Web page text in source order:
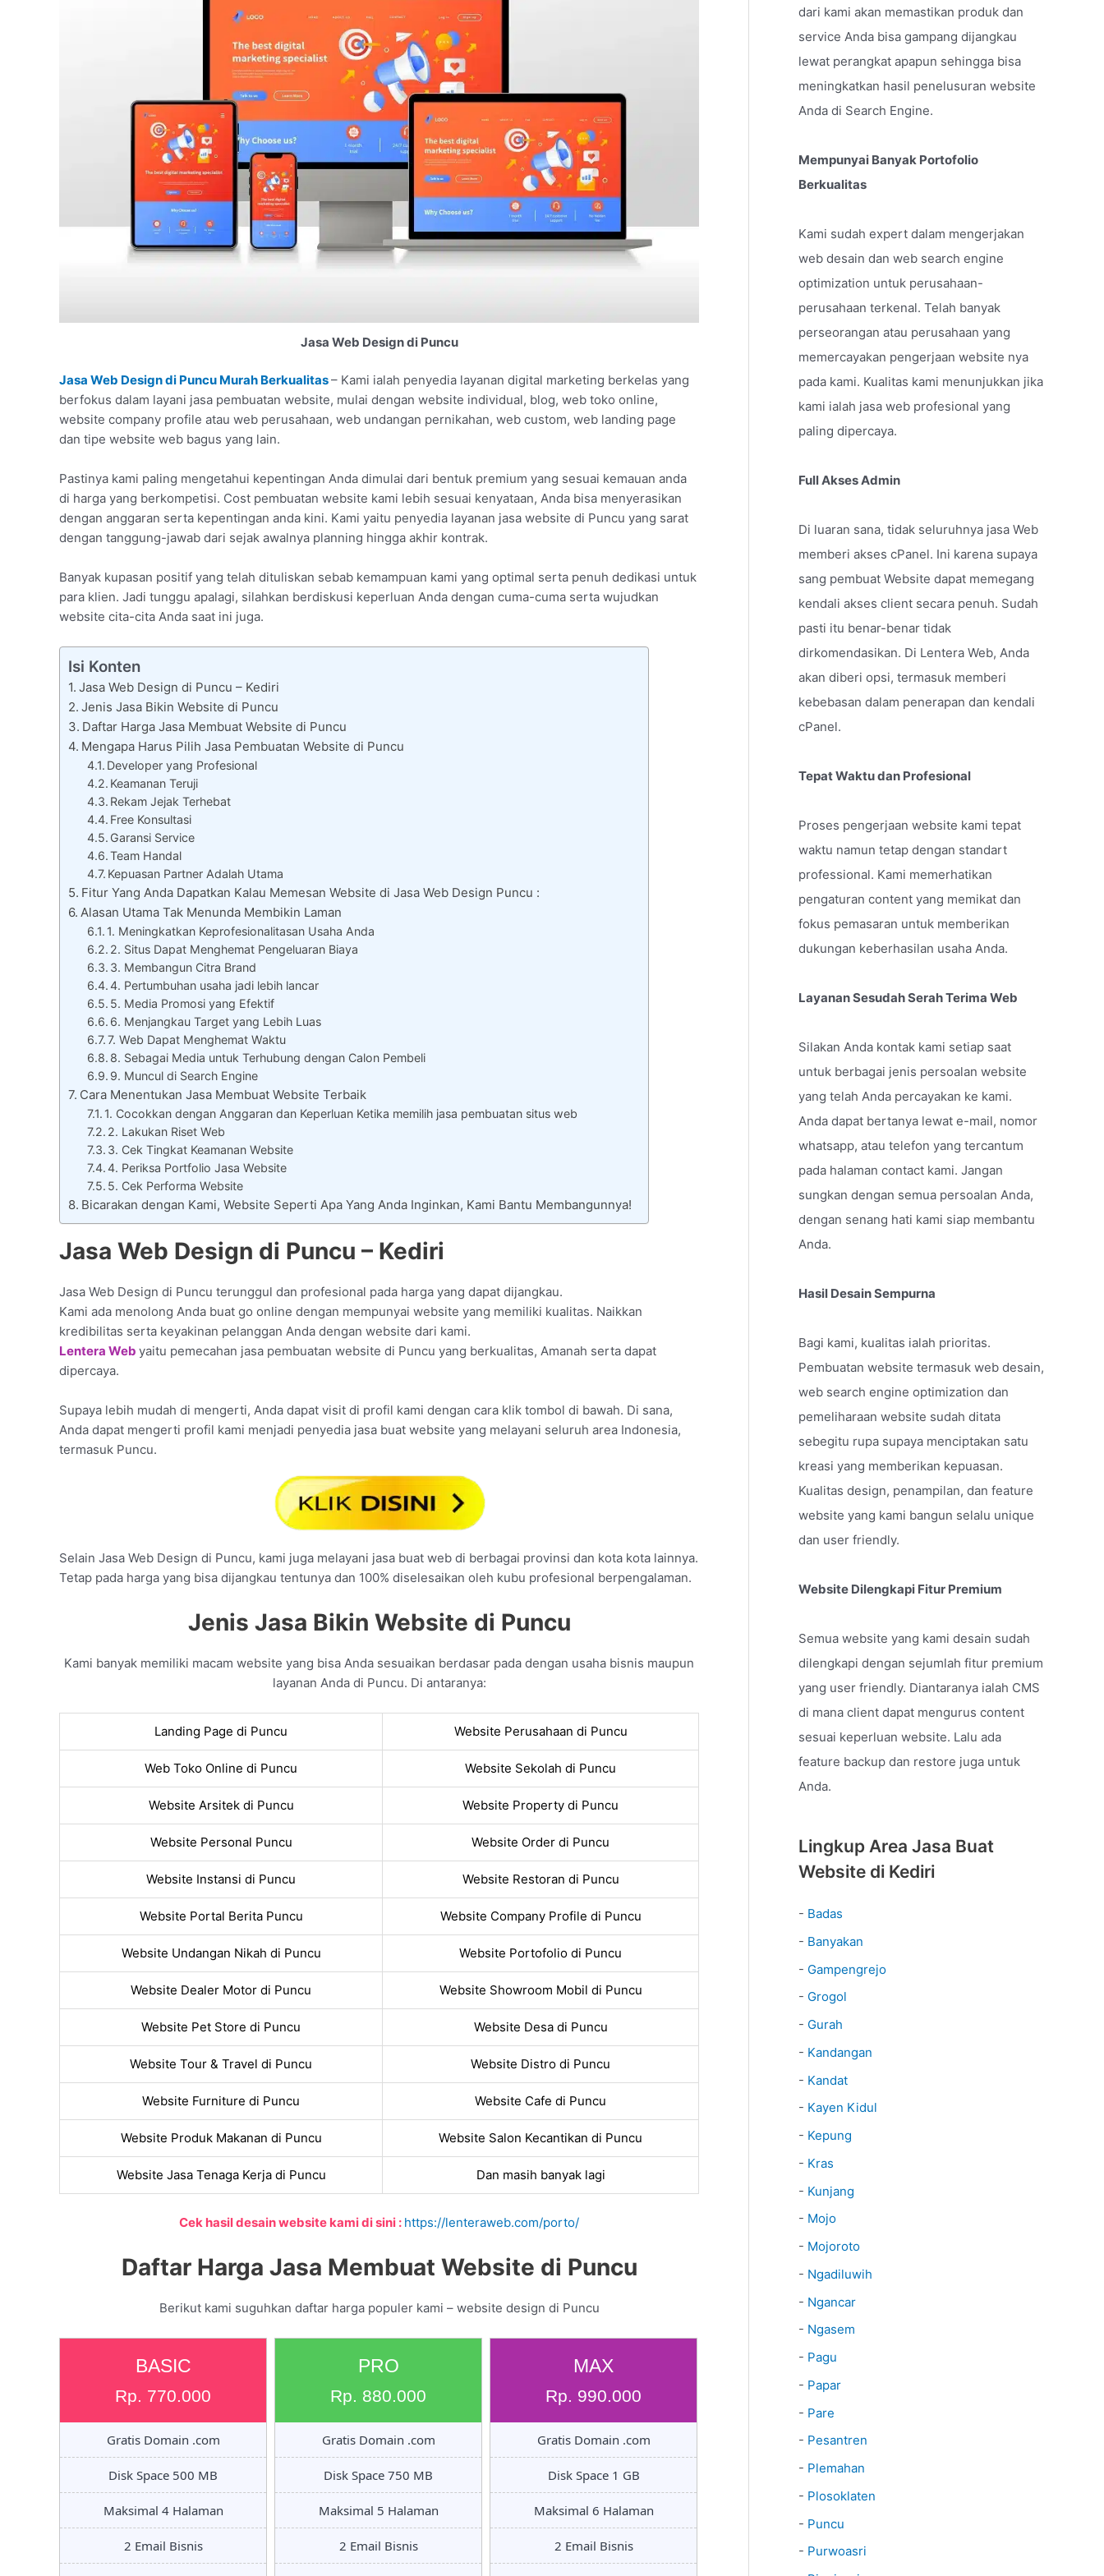
Jasa Web Design di Puncu
Jasa Web Design di Puncu Murah Berkualitas– Kami ialah penyedia layanan digital marketing berkelas yang
berfokus dalam layani jasa pembuatan website, mulai dengan website individual, blog, web toko online,
website company profile atau web perusahaan, web undangan pernikahan, web custom, web landing page
dan tipe website web bagus yang lain.
Pastinya kami paling mengetahui kepentingan Anda dimulai dari bentuk premium yang sesuai kemauan anda
di harga yang berkompetisi. Cost pembuatan website kami lebih sesuai kenyataan, Anda bisa menyerasikan
dengan anggaran serta kepentingan anda kini. Kami yaitu penyedia layanan jasa website di Puncu yang sarat
dengan tanggung-jawab dari sejak awalnya planning hingga akhir kontrak.
Banyak kupasan positif yang telah dituliskan sebab kemampuan kami yang optimal serta penuh dedikasi untuk
para klien. Jadi tunggu apalagi, silahkan berdiskusi keperluan Anda dengan cuma-cuma serta wujudkan
website cita-cita Anda saat ini juga.
Isi Konten
Jasa Web Design di Puncu – Kediri
Jenis Jasa Bikin Website di Puncu
Daftar Harga Jasa Membuat Website di Puncu
Mengapa Harus Pilih Jasa Pembuatan Website di Puncu
Developer yang Profesional
Keamanan Teruji
Rekam Jejak Terhebat
Free Konsultasi
Garansi Service
Team Handal
Kepuasan Partner Adalah Utama
Fitur Yang Anda Dapatkan Kalau Memesan Website di Jasa Web Design Puncu :
Alasan Utama Tak Menunda Membikin Laman
1. Meningkatkan Keprofesionalitasan Usaha Anda
2. Situs Dapat Menghemat Pengeluaran Biaya
3. Membangun Citra Brand
4. Pertumbuhan usaha jadi lebih lancar
5. Media Promosi yang Efektif
6. Menjangkau Target yang Lebih Luas
7. Web Dapat Menghemat Waktu
8. Sebagai Media untuk Terhubung dengan Calon Pembeli
9. Muncul di Search Engine
Cara Menentukan Jasa Membuat Website Terbaik
1. Cocokkan dengan Anggaran dan Keperluan Ketika memilih jasa pembuatan situs web
2. Lakukan Riset Web
3. Cek Tingkat Keamanan Website
4. Periksa Portfolio Jasa Website
5. Cek Performa Website
Bicarakan dengan Kami, Website Seperti Apa Yang Anda Inginkan, Kami Bantu Membangunnya!
Jasa Web Design di Puncu – Kediri
Jasa Web Design di Puncu terunggul dan profesional pada harga yang dapat dijangkau.
Kami ada menolong Anda buat go online dengan mempunyai website yang memiliki kualitas. Naikkan
kredibilitas serta keyakinan pelanggan Anda dengan website dari kami.
Lentera Web yaitu pemecahan jasa pembuatan website di Puncu yang berkualitas, Amanah serta dapat
dipercaya.
Supaya lebih mudah di mengerti, Anda dapat visit di profil kami dengan cara klik tombol di bawah. Di sana,
Anda dapat mengerti profil kami menjadi penyedia jasa buat website yang melayani seluruh area Indonesia,
termasuk Puncu.
Selain Jasa Web Design di Puncu, kami juga melayani jasa buat web di berbagai provinsi dan kota kota lainnya.
Tetap pada harga yang bisa dijangkau tentunya dan 100% diselesaikan oleh kubu profesional berpengalaman.
Jenis Jasa Bikin Website di Puncu
Kami banyak memiliki macam website yang bisa Anda sesuaikan berdasar pada dengan usaha bisnis maupun
layanan Anda di Puncu. Di antaranya:
Landing Page di Puncu Website Perusahaan di Puncu
Web Toko Online di Puncu Website Sekolah di Puncu
Website Arsitek di Puncu Website Property di Puncu
Website Personal Puncu Website Order di Puncu
Website Instansi di Puncu Website Restoran di Puncu
Website Portal Berita Puncu Website Company Profile di Puncu
Website Undangan Nikah di Puncu Website Portofolio di Puncu
Website Dealer Motor di Puncu Website Showroom Mobil di Puncu
Website Pet Store di Puncu Website Desa di Puncu
Website Tour & Travel di Puncu Website Distro di Puncu
Website Furniture di Puncu Website Cafe di Puncu
Website Produk Makanan di Puncu Website Salon Kecantikan di Puncu
Website Jasa Tenaga Kerja di Puncu Dan masih banyak lagi
Cek hasil desain website kami di sini : https://lenteraweb.com/porto/
Daftar Harga Jasa Membuat Website di Puncu
Berikut kami suguhkan daftar harga populer kami – website design di Puncu
BASIC
Rp. 770.000
Gratis Domain .com
Disk Space 500 MB
Maksimal 4 Halaman
2 Email Bisnis
PRO
Rp. 880.000
Gratis Domain .com
Disk Space 750 MB
Maksimal 5 Halaman
2 Email Bisnis
MAX
Rp. 990.000
Gratis Domain .com
Disk Space 1 GB
Maksimal 6 Halaman
2 Email Bisnis
dari kami akan memastikan produk dan
service Anda bisa gampang dijangkau
lewat perangkat apapun sehingga bisa
meningkatkan hasil penelusuran website
Anda di Search Engine.
Mempunyai Banyak Portofolio
Berkualitas
Kami sudah expert dalam mengerjakan
web desain dan web search engine
optimization untuk perusahaan-
perusahaan terkenal. Telah banyak
perseorangan atau perusahaan yang
memercayakan pengerjaan website nya
pada kami. Kualitas kami menunjukkan jika
kami ialah jasa web profesional yang
paling dipercaya.
Full Akses Admin
Di luaran sana, tidak seluruhnya jasa Web
memberi akses cPanel. Ini karena supaya
sang pembuat Website dapat memegang
kendali akses client secara penuh. Sudah
pasti itu benar-benar tidak
dirkomendasikan. Di Lentera Web, Anda
akan diberi opsi, termasuk memberi
kebebasan dalam penerapan dan kendali
cPanel.
Tepat Waktu dan Profesional
Proses pengerjaan website kami tepat
waktu namun tetap dengan standart
professional. Kami memerhatikan
pengaturan content yang memikat dan
fokus pemasaran untuk memberikan
dukungan keberhasilan usaha Anda.
Layanan Sesudah Serah Terima Web
Silakan Anda kontak kami setiap saat
untuk berbagai jenis persoalan website
yang telah Anda percayakan ke kami.
Anda dapat bertanya lewat e-mail, nomor
whatsapp, atau telefon yang tercantum
pada halaman contact kami. Jangan
sungkan dengan semua persoalan Anda,
dengan senang hati kami siap membantu
Anda.
Hasil Desain Sempurna
Bagi kami, kualitas ialah prioritas.
Pembuatan website termasuk web desain,
web search engine optimization dan
pemeliharaan website sudah ditata
sebegitu rupa supaya menciptakan satu
kreasi yang memberikan kepuasan.
Kualitas design, penampilan, dan feature
website yang kami bangun selalu unique
dan user friendly.
Website Dilengkapi Fitur Premium
Semua website yang kami desain sudah
dilengkapi dengan sejumlah fitur premium
yang user friendly. Diantaranya ialah CMS
di mana client dapat mengurus content
sesuai keperluan website. Lalu ada
feature backup dan restore juga untuk
Anda.
Lingkup Area Jasa Buat
Website di Kediri
- Badas
- Banyakan
- Gampengrejo
- Grogol
- Gurah
- Kandangan
- Kandat
- Kayen Kidul
- Kepung
- Kras
- Kunjang
- Mojo
- Mojoroto
- Ngadiluwih
- Ngancar
- Ngasem
- Pagu
- Papar
- Pare
- Pesantren
- Plemahan
- Plosoklaten
- Puncu
- Purwoasri